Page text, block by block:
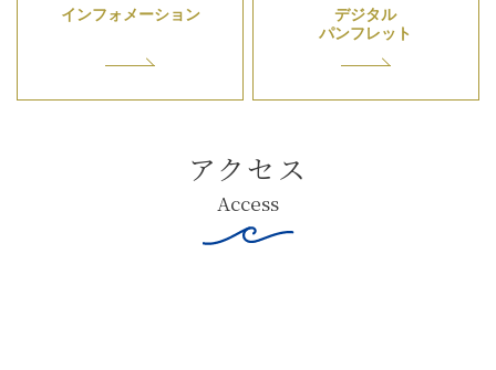
インフォメーション
デジタル
パンフレット
アクセス
Access